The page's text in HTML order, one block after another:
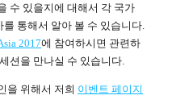
수 있을지에 대해서 각 국가
통해서 알아 볼 수 있습니다.
2017에 참여하시면 관련하
션을 만나실 수 있습니다.
을 위해서 저희 이벤트 페이지